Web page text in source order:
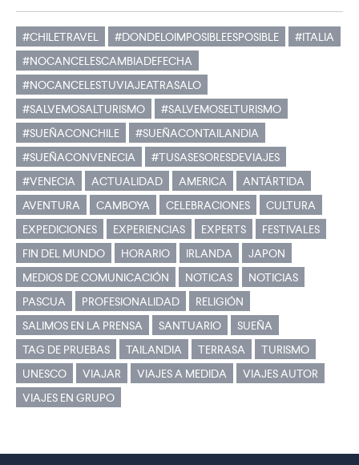
#CHILETRAVEL #DONDELOIMPOSIBLEESPOSIBLE
#ITALIA
#NOCANCELESCAMBIADEFECHA
#NOCANCELESTUVIAJEATRASALO
#SALVEMOSALTURISMO
#SALVEMOSELTURISMO
#SUEÑACONCHILE
#SUEÑACONTAILANDIA
#SUEÑACONVENECIA
#TUSASESORESDEVIAJES
#VENECIA
ACTUALIDAD AMERICA
ANTÁRTIDA
AVENTURA
CAMBOYA CELEBRACIONES
CULTURA
EXPEDICIONES
EXPERIENCIAS EXPERTS
FESTIVALES
FIN DEL MUNDO
HORARIO IRLANDA
JAPON
MEDIOS DE COMUNICACIÓN
NOTICAS
NOTICIAS
PASCUA
PROFESIONALIDAD
RELIGIÓN
SALIMOS EN LA PRENSA
SANTUARIO
SUEÑA
TAG DE PRUEBAS
TAILANDIA TERRASA
TURISMO
UNESCO
VIAJAR VIAJES A MEDIDA
VIAJES AUTOR
VIAJES EN GRUPO